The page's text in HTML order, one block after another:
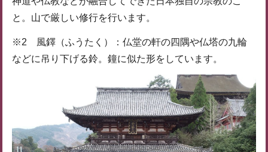
と。山で厳しい修行を行います。
※2 風鐸（ふうたく）：仏堂の軒の四隅や仏塔の九輪
などに吊り下げる鈴。鐘に似た形をしています。